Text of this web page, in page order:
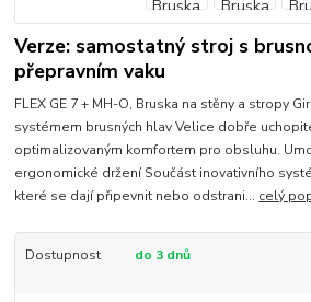
Verze: samostatný stroj s
přepravním vaku
FLEX GE 7 + MH-O, Bruska na stěny a stropy
systémem brusných hlav Velice dobře
optimalizovaným komfortem pro obsluhu.
ergonomické držení Součást inovativního
které se dají připevnit nebo odstrani... celý
Dostupnost do 3 dnů